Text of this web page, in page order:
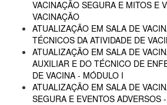
VACINAÇÃO SEGURA E MITOS E
VACINAÇÃO
ATUALIZAÇÃO EM SALA DE
TÉCNICOS DA ATIVIDADE DE
ATUALIZAÇÃO EM SALA DE
AUXILIAR E DO TÉCNICO DE
DE VACINA - MÓDULO I
ATUALIZAÇÃO EM SALA DE
SEGURA E EVENTOS ADVERSOS